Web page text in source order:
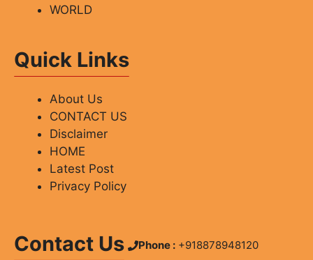
WORLD
Quick Links
About Us
CONTACT US
Disclaimer
HOME
Latest Post
Privacy Policy
Contact Us Phone : +918878948120